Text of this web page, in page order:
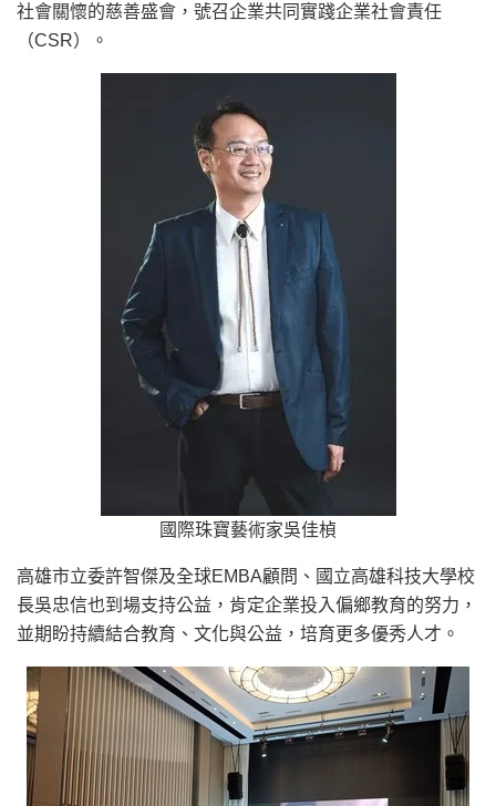
社會關懷的慈善盛會，號召企業共同實踐企業社會責任
（CSR）。
國際珠寶藝術家吳佳楨
高雄市立委許智傑及全球EMBA顧問、國立高雄科技大學校
長吳忠信也到場支持公益，肯定企業投入偏鄉教育的努力，
並期盼持續結合教育、文化與公益，培育更多優秀人才。